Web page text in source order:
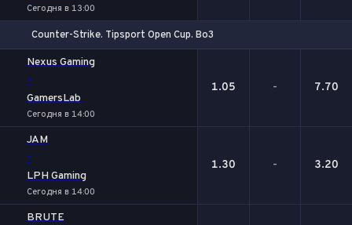
Сегодня в 13:00
Counter-Strike. Tipsport Open Cup. Bo3
Nexus Gaming
-
GamersLab
Сегодня в 14:00
1.05 - 7.70
JAM
-
LPH Gaming
Сегодня в 14:00
1.30 - 3.20
BRUTE